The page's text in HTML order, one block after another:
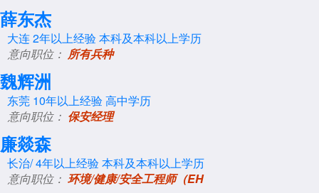
薛东杰
大连2年以上经验本科及本科以上学历
意向职位： 所有兵种
魏辉洲
东莞 10年以上经验高中学历
意向职位： 保安经理
廉燚森
长治/4年以上经验本科及本科以上学历
意向职位： 环境/健康/安全工程师（EH